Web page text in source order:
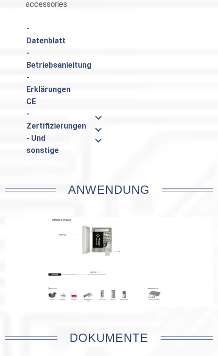
accessories
-
Datenblatt
-
Betriebsanleitung
-
Erklärungen
CE
-
Zertifizierungen
- Und
sonstige
ANWENDUNG
DOKUMENTE